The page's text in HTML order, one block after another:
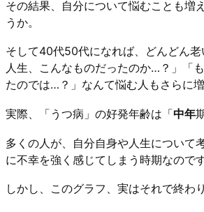
その結果、自分について悩むことも増
うか。
そして40代50代になれば、どんどん
人生、こんなものだったのか…？」「
たのでは…？」なんて悩む人もさらに増
実際、「うつ病」の好発年齢は「中年
多くの人が、自分自身や人生について
に不幸を強く感じてしまう時期なのです
しかし、このグラフ、実はそれで終わ